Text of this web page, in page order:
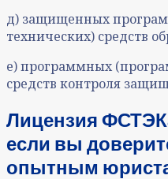
д) защищенных
технических) средств
е) программных
средств контроля
Лицензия
если вы
опытным